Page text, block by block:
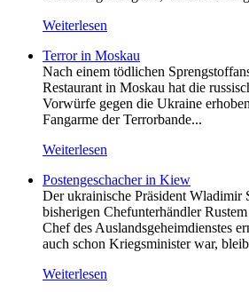
Weiterlesen
Terror in Moskau
Nach einem tödlichen
Restaurant in Moskau hat die
Vorwürfe gegen die Ukraine
Fangarme der Terrorbande...
Weiterlesen
Postengeschacher in Kiew
Der ukrainische Präsident Wladimir
bisherigen Chefunterhändler
Chef des Auslandsgeheimdienstes
auch schon Kriegsminister war,
Weiterlesen